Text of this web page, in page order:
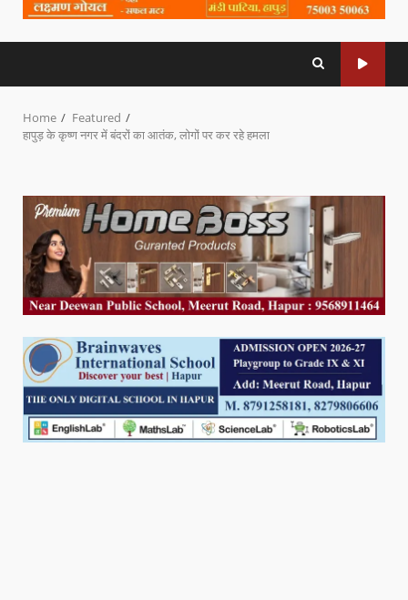
Home
Featured
हापुड़ के कृष्ण नगर में बंदरों का आतंक, लोगों पर कर रहे हमला